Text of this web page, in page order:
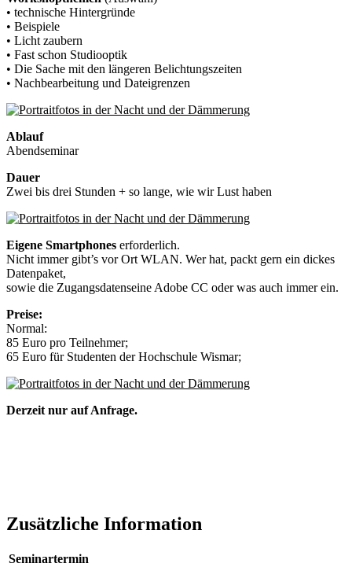
• technische Hintergründe
• Beispiele
• Licht zaubern
• Fast schon Studiooptik
• Die Sache mit den längeren Belichtungszeiten
• Nachbearbeitung und Dateigrenzen
Ablauf
Abendseminar
Dauer
Zwei bis drei Stunden + so lange, wie wir Lust haben
Eigene Smartphones erforderlich.
Nicht immer gibt’s vor Ort WLAN. Wer hat, packt gern ein dickes
Datenpaket,
sowie die Zugangsdatenseine Adobe CC oder was auch immer ein.
Preise:
Normal:
85 Euro pro Teilnehmer;
65 Euro für Studenten der Hochschule Wismar;
Derzeit nur auf Anfrage.
Zusätzliche Information
Seminartermin